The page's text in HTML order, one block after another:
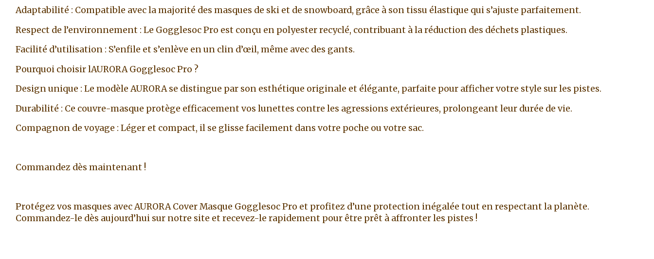
Adaptabilité : Compatible avec la majorité des masques de ski et de snowboard, grâce à son tissu élastique qui s’ajuste parfaitement.
Respect de l’environnement : Le Gogglesoc Pro est conçu en polyester recyclé, contribuant à la réduction des déchets plastiques.
Facilité d’utilisation : S’enfile et s’enlève en un clin d’œil, même avec des gants.
Pourquoi choisir lAURORA Gogglesoc Pro ?
Design unique : Le modèle AURORA se distingue par son esthétique originale et élégante, parfaite pour afficher votre style sur les pistes.
Durabilité : Ce couvre-masque protège efficacement vos lunettes contre les agressions extérieures, prolongeant leur durée de vie.
Compagnon de voyage : Léger et compact, il se glisse facilement dans votre poche ou votre sac.
Commandez dès maintenant !
Protégez vos masques avec AURORA Cover Masque Gogglesoc Pro et profitez d’une protection inégalée tout en respectant la planète.
Commandez-le dès aujourd’hui sur notre site et recevez-le rapidement pour être prêt à affronter les pistes !